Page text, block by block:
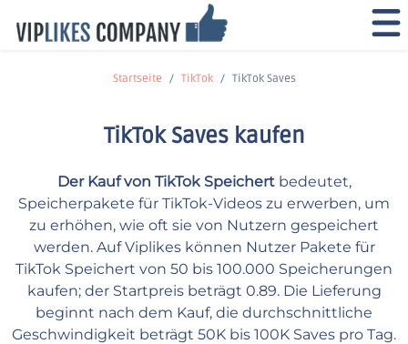
Startseite TikTok TikTok Saves
TikTok Saves kaufen
Der Kauf von TikTok Speichertbedeutet,
Speicherpakete für TikTok-Videos zu erwerben, um
zu erhöhen, wie oft sie von Nutzern gespeichert
werden. Auf Viplikes können Nutzer Pakete für
TikTok Speichert von 50 bis 100.000 Speicherungen
kaufen; der Startpreis beträgt 0.89. Die Lieferung
beginnt nach dem Kauf, die durchschnittliche
Geschwindigkeit beträgt 50K bis 100K Saves pro Tag.